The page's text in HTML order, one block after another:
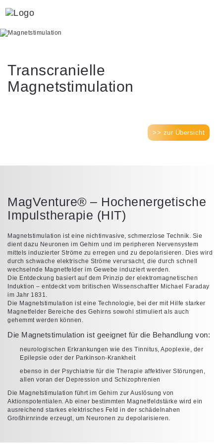
Transcranielle
Magnetstimulation
>> zur Übersicht
MagVenture® – Hochenergetische
Impulstherapie (HIT)
Magnetstimulation ist eine nichtinvasive, schmerzlose Technik. Sie
dient dazu Neuronen im Gehirn und im peripheren Nervensystem
mittels induzierter Ströme zu erregen und zu depolarisieren. Dies wird
durch schwache elektrische Ströme verursacht, die durch schnell
wechselnde Magnetfelder im Gewebe induziert werden.
Die Entdeckung basiert auf dem Prinzip der elektromagnetischen
Induktion – entdeckt vom britischen Wissenschaftler Michael Faraday
im Jahr 1831.
Die Magnetstimulation ist eine Technologie, bei der mit Hilfe starker
Magnetfelder Bereiche des Gehirns sowohl stimuliert als auch
gehemmt werden können.
Die Magnetstimulation ist geeignet für die Behandlung von:
neurologischen Erkrankungen wie des Tinnitus, Apoplexie, der
Epilepsie oder der Parkinson-Krankheit
ebenso in der Psychiatrie für die Therapie affektiver Störungen,
allen voran der Depression und Schizophrenien
Die Magnetstimulation führt im Gehirn zur Auslösung von
Aktionspotentialen. Ab einer bestimmten Magnetfeldstärke wird ein
ausreichend starkes elektrisches Feld in der schädelnahen
Großhirnrinde erzeugt, um Neuronen zu depolarisieren.